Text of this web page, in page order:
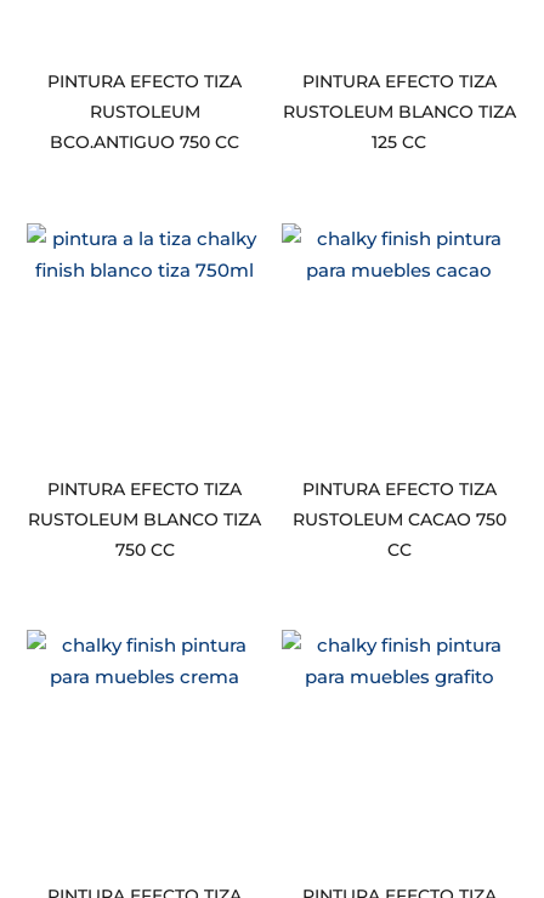
PINTURA EFECTO TIZA
RUSTOLEUM
BCO.ANTIGUO 750 CC
PINTURA EFECTO TIZA
RUSTOLEUM BLANCO TIZA
125 CC
PINTURA EFECTO TIZA
RUSTOLEUM BLANCO TIZA
750 CC
PINTURA EFECTO TIZA
RUSTOLEUM CACAO 750
CC